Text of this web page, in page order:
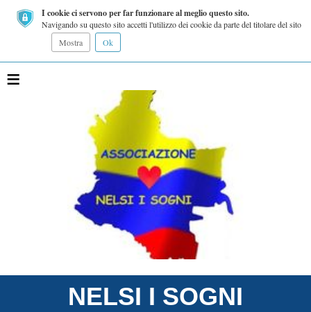
I cookie ci servono per far funzionare al meglio questo sito.
Navigando su questo sito accetti l'utilizzo dei cookie da parte del titolare del sito
Mostra
Ok
≡
NELSI I SOGNI